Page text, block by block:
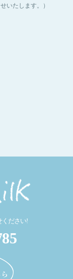
いたします。）
ください!